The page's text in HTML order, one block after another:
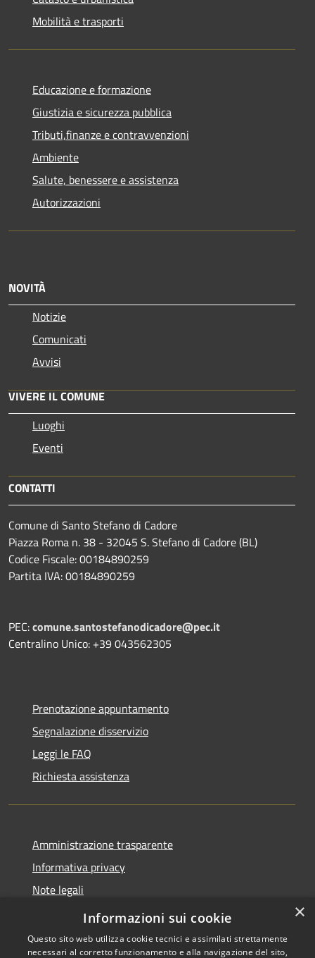
Mobilità e trasporti
Educazione e formazione
Giustizia e sicurezza pubblica
Tributi,finanze e contravvenzioni
Ambiente
Salute, benessere e assistenza
Autorizzazioni
NOVITÀ
Notizie
Comunicati
Avvisi
VIVERE IL COMUNE
Luoghi
Eventi
CONTATTI
Comune di Santo Stefano di Cadore
Piazza Roma n. 38 - 32045 S. Stefano di Cadore (BL)
Codice Fiscale: 00184890259
Partita IVA: 00184890259
PEC:comune.santostefanodicadore@pec.it
Centralino Unico: +39 043562305
Prenotazione appuntamento
Segnalazione disservizio
Leggi le FAQ
Richiesta assistenza
Amministrazione trasparente
Informativa privacy
Note legali
Dichiarazione di accessibilità
×
Informazioni sui cookie
Questo sito web utilizza cookie tecnici e assimilati strettamente
necessari al corretto funzionamento e alla navigazione del sito,